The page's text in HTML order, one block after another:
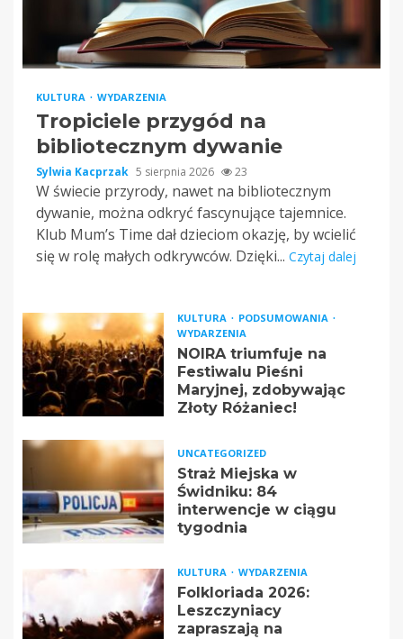
KULTURA WYDARZENIA
Tropiciele przygód na
bibliotecznym dywanie
Sylwia Kacprzak 5 sierpnia 2026 23
W świecie przyrody, nawet na bibliotecznym
dywanie, można odkryć fascynujące tajemnice.
Klub Mum’s Time dał dzieciom okazję, by wcielić
się w rolę małych odkrywców. Dzięki... Czytaj dalej
KULTURA
PODSUMOWANIA
WYDARZENIA
NOIRA triumfuje na
Festiwalu Pieśni
Maryjnej, zdobywając
Złoty Różaniec!
UNCATEGORIZED
Straż Miejska w
Świdniku: 84
interwencje w ciągu
tygodnia
KULTURA WYDARZENIA
Folkloriada 2026:
Leszczyniacy
zapraszają na